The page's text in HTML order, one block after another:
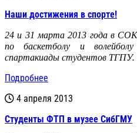
Наши достижения в спорте!
24 и 31 марта 2013 года в
по баскетболу и
спартакиады студентов ТГПУ.
Подробнее
4 апреля 2013
Студенты ФТП в музее СибГМУ